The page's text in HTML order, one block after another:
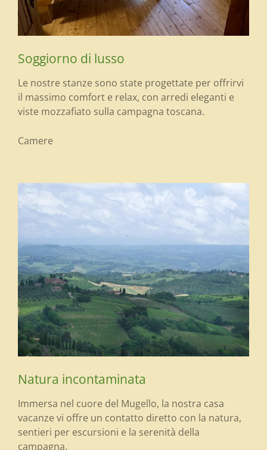
Soggiorno di lusso
Le nostre stanze sono state progettate per offrirvi
il massimo comfort e relax, con arredi eleganti e
viste mozzafiato sulla campagna toscana.
Camere
Natura incontaminata
Immersa nel cuore del Mugello, la nostra casa
vacanze vi offre un contatto diretto con la natura,
sentieri per escursioni e la serenità della
campagna.